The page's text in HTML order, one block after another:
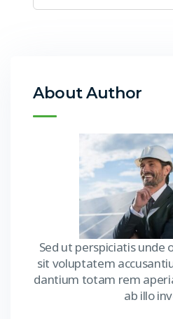
About Author
Sed ut perspiciatis unde
sit voluptatem
dantium totam rem
ab illo